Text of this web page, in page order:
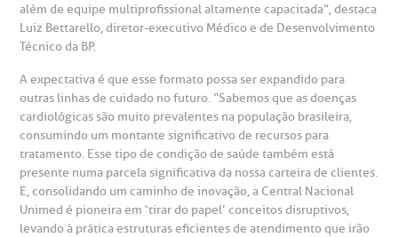
de Exames
(11)3505-1000
ouvidoria@bp.org.br
Fale Conosco
Endereço:
Rua Maestro Cardim, 769
CEP: 01323-001 | Bela Vista
São Paulo - SP
BP Mirante
corporativa
social
Telemedicina BP
Teleinterconsulta
de Visita
de cópia de prontuário médico
de orçamento particular
de veracidade de atestado
de Excelência em Ortopedia
especialidades
além de equipe multiprofissional altamente capacitada”, destaca
Luiz Bettarello, diretor-executivo Médico e de Desenvolvimento
Técnico da BP.
A expectativa é que esse formato possa ser expandido para
outras linhas de cuidado no futuro. “Sabemos que as doenças
cardiológicas são muito prevalentes na população brasileira,
consumindo um montante significativo de recursos para
tratamento. Esse tipo de condição de saúde também está
presente numa parcela significativa da nossa carteira de clientes.
E, consolidando um caminho de inovação, a Central Nacional
Unimed é pioneira em ‘tirar do papel’ conceitos disruptivos,
levando à prática estruturas eficientes de atendimento que irão